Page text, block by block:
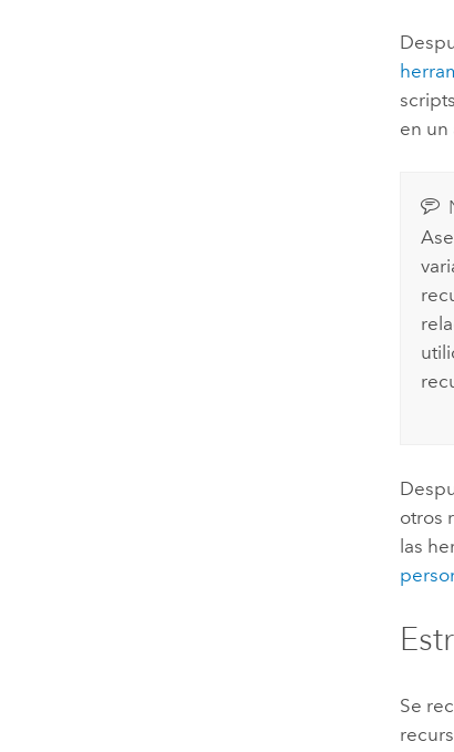
en un
otros
las
Se